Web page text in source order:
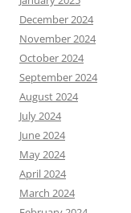
December 2024
November 2024
October 2024
September 2024
August 2024
July 2024
June 2024
May 2024
April 2024
March 2024